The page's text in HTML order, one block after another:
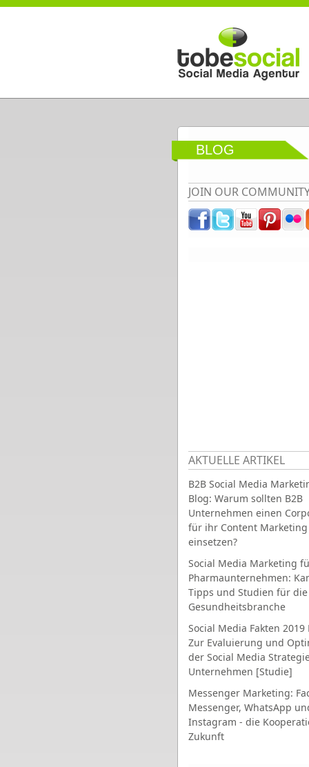
Direkt zum Inhalt
BLOG
JOIN OUR
AKTUELLE ARTIKEL
B2B Social Media
Blog: Warum sollten B2B
Unternehmen einen
für ihr Content Marketing
einsetzen?
Social Media Marketing
Pharmaunternehmen:
Tipps und Studien für die
Gesundheitsbranche
Social Media Fakten 2019
Zur Evaluierung und
der Social Media
Unternehmen [Studie]
Messenger Marketing:
Messenger, WhatsApp
Instagram - die
Zukunft